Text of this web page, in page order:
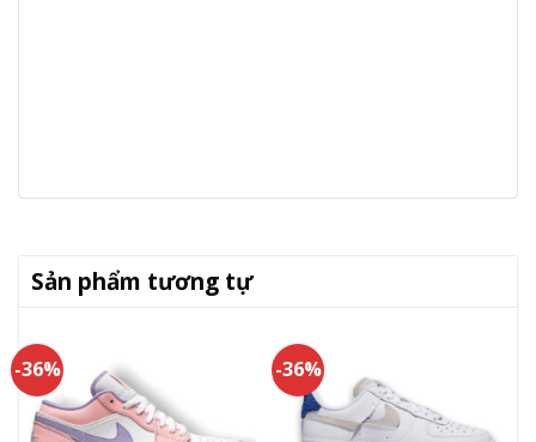
Sản phẩm tương tự
-36% -36%